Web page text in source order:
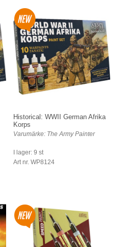
Historical: WWII German Afrika
Korps
Varumärke: The Army Painter
I lager: 9 st
Art nr. WP8124